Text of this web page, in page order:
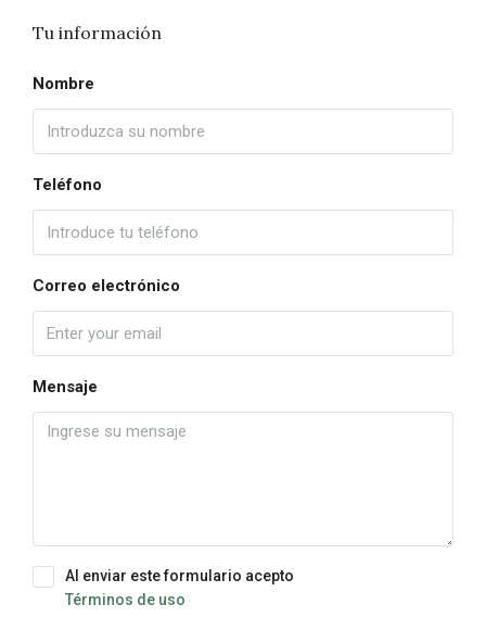
Tu información
Nombre
Teléfono
Correo electrónico
Mensaje
Al enviar este formulario acepto
Términos de uso